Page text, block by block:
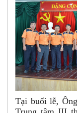
Tại buổi lễ,